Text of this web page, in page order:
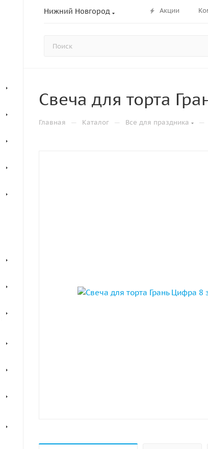
Нижний Новгород Акции
Свеча для торта
Главная — Каталог — Все для праздника —